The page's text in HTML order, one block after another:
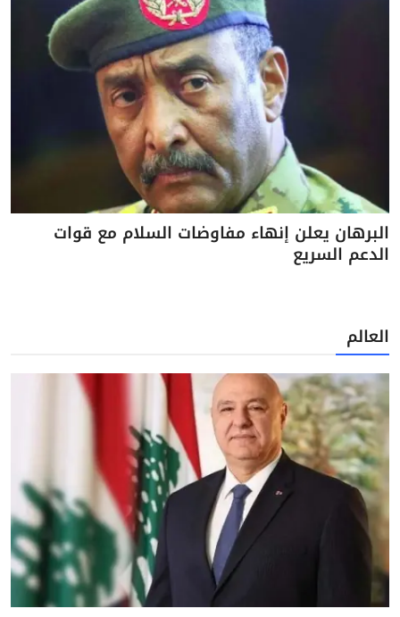
البرهان يعلن إنهاء مفاوضات السلام مع قوات
الدعم السريع
العالم